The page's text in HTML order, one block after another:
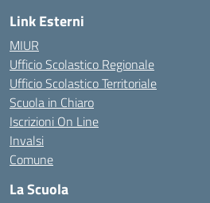
Link Esterni
MIUR
Ufficio Scolastico Regionale
Ufficio Scolastico Territoriale
Scuola in Chiaro
Iscrizioni On Line
Invalsi
Comune
La Scuola